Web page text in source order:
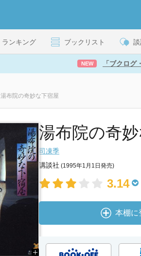
ランキング ブックリスト
NEW 「ブクロ
湯布院の奇妙な下宿屋
湯布院の奇
司凍季
講談社 (1995年1月1日発売)
3.14
本棚に